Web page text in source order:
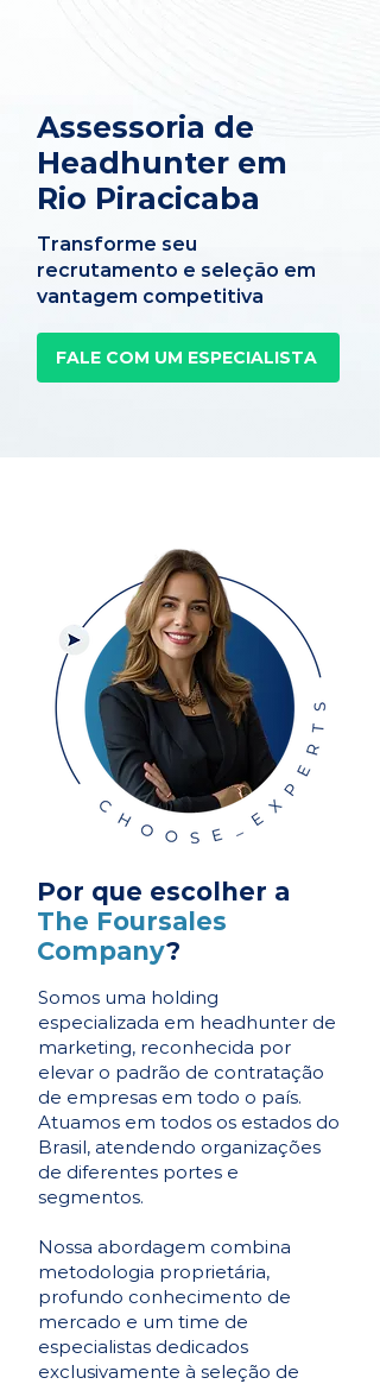
Assessoria de
Headhunter em
Rio Piracicaba
Transforme seu
recrutamento e seleção em
vantagem competitiva
FALE COM UM ESPECIALISTA
Por que escolher a
The Foursales
Company?
Somos uma holding
especializada em headhunter de
marketing, reconhecida por
elevar o padrão de contratação
de empresas em todo o país.
Atuamos em todos os estados do
Brasil, atendendo organizações
de diferentes portes e
segmentos.
Nossa abordagem combina
metodologia proprietária,
profundo conhecimento de
mercado e um time de
especialistas dedicados
exclusivamente à seleção de